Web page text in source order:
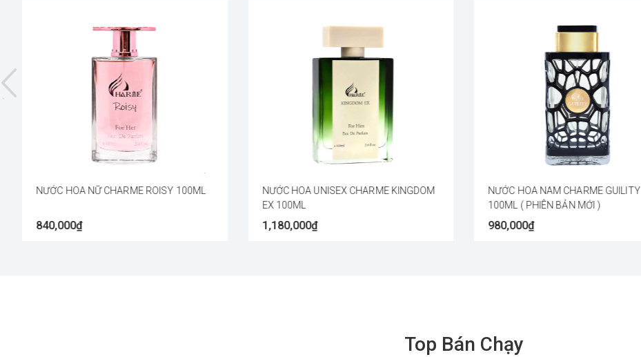
NƯỚC HOA NỮ CHARME ROISY 100ML
840,000₫
NƯỚC HOA UNISEX CHARME KINGDOM
EX 100ML
1,180,000₫
NƯỚC HOA NAM CHARME GUILITY
100ML ( PHIÊN BẢN MỚI )
980,000₫
Top Bán Chạy